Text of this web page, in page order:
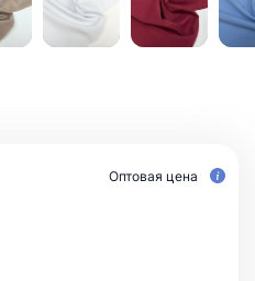
Оптовая цена